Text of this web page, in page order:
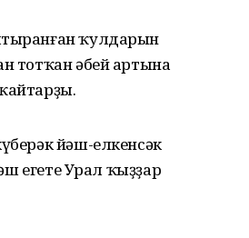
ҡулдарын
тотҡан әбей артына
йәш-елкенсәк
егете Урал ҡыҙҙар